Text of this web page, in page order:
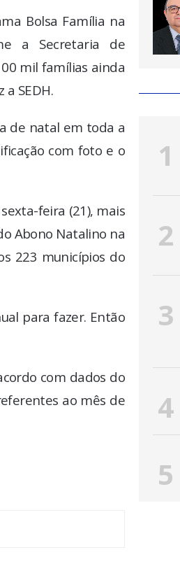
Bolsa Família na
a Secretaria de
mil famílias ainda
SEDH.
de natal em toda a
com foto e o
feira (21), mais
Abono Natalino na
223 municípios do
para fazer. Então
com dados do
ao mês de